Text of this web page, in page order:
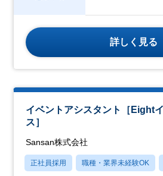
詳しく見る
イベントアシスタント［Eight
ス］
Sansan株式会社
正社員採用 職種・業界未経験OK